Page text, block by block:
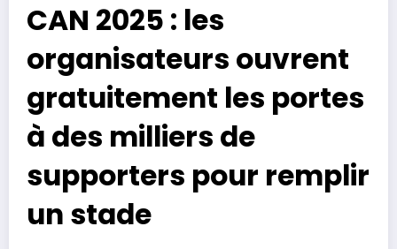
CAN 2025 : les
organisateurs ouvrent
gratuitement les portes
à des milliers de
supporters pour remplir
un stade